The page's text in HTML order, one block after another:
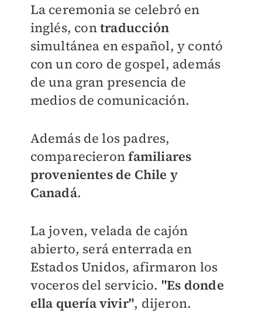
La ceremonia se celebró en
inglés, contraducción
simultánea en español, y contó
con un coro de gospel, además
de una gran presencia de
medios de comunicación.
Además de los padres,
comparecieronfamiliares
provenientes de Chile y
Canadá.
La joven, velada de cajón
abierto, será enterrada en
Estados Unidos, afirmaron los
voceros del servicio. "Es donde
ella quería vivir", dijeron.